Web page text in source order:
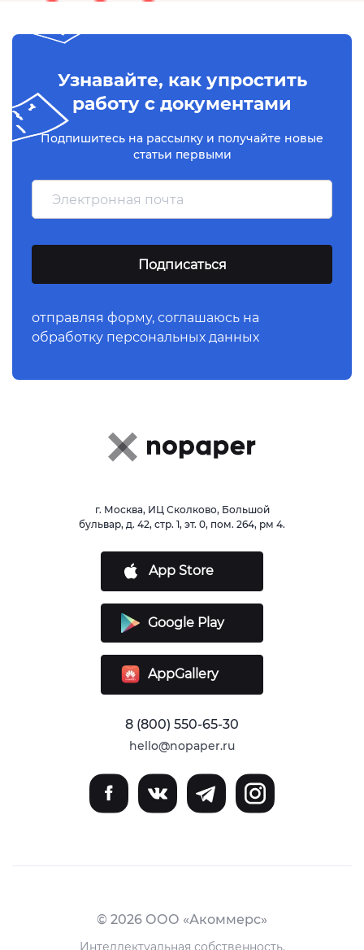
Узнавайте, как упростить
работу с документами
Подпишитесь на рассылку и получайте новые
статьи первыми
отправляя форму, соглашаюсь на
обработку персональных данных
г. Москва, ИЦ Сколково, Большой
бульвар, д. 42, стр. 1, эт. 0, пом. 264, рм 4.
App Store
Google Play
AppGallery
8 (800) 550-65-30
hello@nopaper.ru
© 2026 ООО «Акоммерс»
Интеллектуальная собственность.